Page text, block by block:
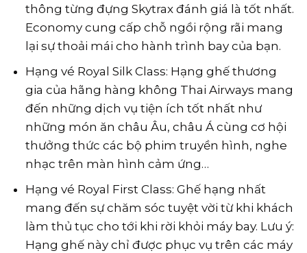
thông từng đựng Skytrax đánh giá là tốt nhất.
Economy cung cấp chỗ ngồi rộng rãi mang
lại sự thoải mái cho hành trình bay của bạn.
Hạng vé Royal Silk Class: Hạng ghế thương
gia của hãng hàng không Thai Airways mang
đến những dịch vụ tiện ích tốt nhất như
những món ăn châu Âu, châu Á cùng cơ hội
thưởng thức các bộ phim truyền hình, nghe
nhạc trên màn hình cảm ứng…
Hạng vé Royal First Class: Ghế hạng nhất
mang đến sự chăm sóc tuyệt vời từ khi khách
làm thủ tục cho tới khi rời khỏi máy bay. Lưu ý:
Hạng ghế này chỉ được phục vụ trên các máy